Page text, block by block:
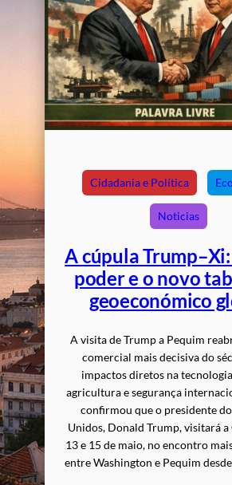
Cidadania e Política
Noticias
A cúpula
poder e o novo
geoeconómico
A visita de Trump a Pequim
comercial mais decisiva do
impactos diretos na
agricultura e segurança
confirmou que o presidente
Unidos, Donald Trump, visitará
13 e 15 de maio, no encontro
entre Washington e Pequim